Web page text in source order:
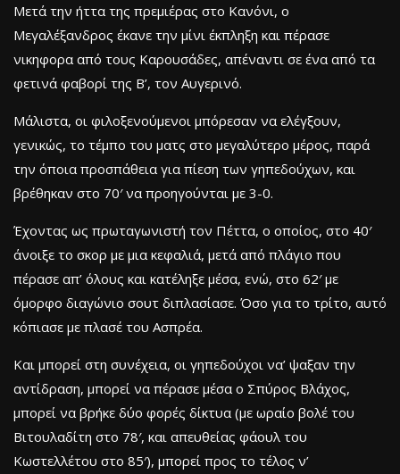
Μετά την ήττα της πρεμιέρας στο Κανόνι, ο
Μεγαλέξανδρος έκανε την μίνι έκπληξη και πέρασε
νικηφορα από τους Καρουσάδες, απέναντι σε ένα από τα
φετινά φαβορί της Β’, τον Αυγερινό.
Μάλιστα, οι φιλοξενούμενοι μπόρεσαν να ελέγξουν,
γενικώς, το τέμπο του ματς στο μεγαλύτερο μέρος, παρά
την όποια προσπάθεια για πίεση των γηπεδούχων, και
βρέθηκαν στο 70′ να προηγούνται με 3-0.
Έχοντας ως πρωταγωνιστή τον Πέττα, ο οποίος, στο 40′
άνοιξε το σκορ με μια κεφαλιά, μετά από πλάγιο που
πέρασε απ’ όλους και κατέληξε μέσα, ενώ, στο 62′ με
όμορφο διαγώνιο σουτ διπλασίασε. Όσο για το τρίτο, αυτό
κόπιασε με πλασέ του Ασπρέα.
Και μπορεί στη συνέχεια, οι γηπεδούχοι να’ ψαξαν την
αντίδραση, μπορεί να πέρασε μέσα ο Σπύρος Βλάχος,
μπορεί να βρήκε δύο φορές δίκτυα (με ωραίο βολέ του
Βιτουλαδίτη στο 78′, και απευθείας φάουλ του
Κωστελλέτου στο 85′), μπορεί προς το τέλος ν’